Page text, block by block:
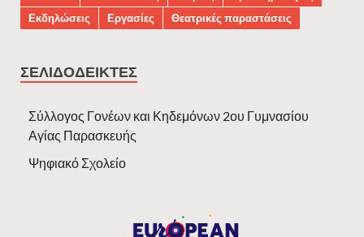
Εκδηλώσεις
Εργασίες Θεατρικές παραστάσεις
ΣΕΛΙΔΟΔΕΊΚΤΕΣ
Σύλλογος Γονέων και Κηδεμόνων 2ου Γυμνασίου
Αγίας Παρασκευής
Ψηφιακό Σχολείο